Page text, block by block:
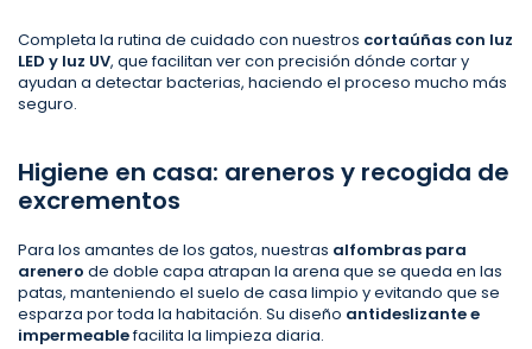
Completa la rutina de cuidado con nuestros cortaúñas con luz
LED y luz UV, que facilitan ver con precisión dónde cortar y
ayudan a detectar bacterias, haciendo el proceso mucho más
seguro.
Higiene en casa: areneros y recogida de
excrementos
Para los amantes de los gatos, nuestras alfombras para
arenero de doble capa atrapan la arena que se queda en las
patas, manteniendo el suelo de casa limpio y evitando que se
esparza por toda la habitación. Su diseño antideslizante e
impermeablefacilita la limpieza diaria.